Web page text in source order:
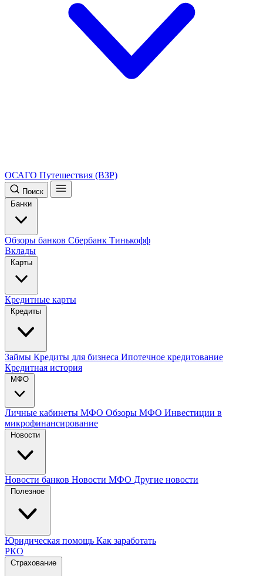
ОСАГО Путешествия (ВЗР)
Поиск
Банки
Обзоры банков Сбербанк Тинькофф
Вклады
Карты
Кредитные карты
Кредиты
Займы Кредиты для бизнеса Ипотечное кредитование
Кредитная история
МФО
Личные кабинеты МФО Обзоры МФО Инвестиции в
микрофинансирование
Новости
Новости банков Новости МФО Другие новости
Полезное
Юридическая помощь Как заработать
РКО
Страхование